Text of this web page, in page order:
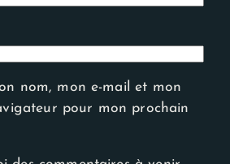
nom, mon e-mail et mon
pour mon prochain